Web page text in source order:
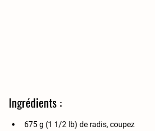
Ingrédients :
675 g (1 1/2 lb) de radis, coupez